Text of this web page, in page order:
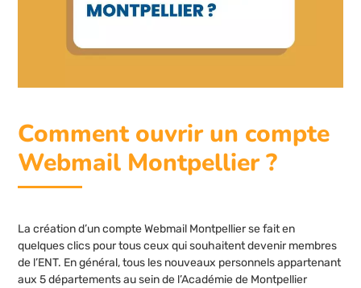
Comment ouvrir un compte
Webmail Montpellier ?
La création d’un compte Webmail Montpellier se fait en
quelques clics pour tous ceux qui souhaitent devenir membres
de l’ENT. En général, tous les nouveaux personnels appartenant
aux 5 départements au sein de l’Académie de Montpellier